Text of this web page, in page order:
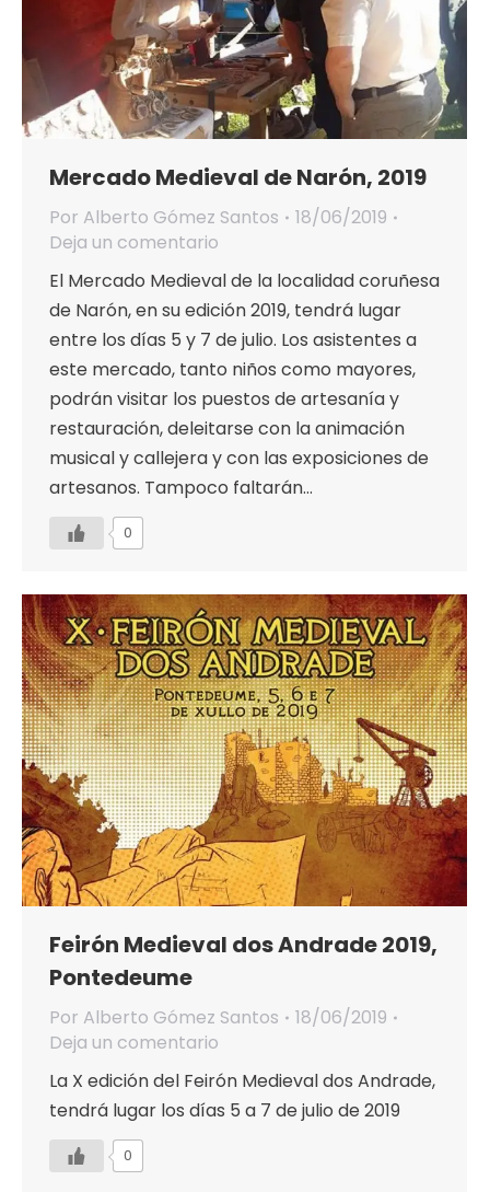
Mercado Medieval de Narón, 2019
Por Alberto Gómez Santos
18/06/2019
Deja un comentario
El Mercado Medieval de la localidad coruñesa
de Narón, en su edición 2019, tendrá lugar
entre los días 5 y 7 de julio. Los asistentes a
este mercado, tanto niños como mayores,
podrán visitar los puestos de artesanía y
restauración, deleitarse con la animación
musical y callejera y con las exposiciones de
artesanos. Tampoco faltarán…
0
Feirón Medieval dos Andrade 2019,
Pontedeume
Por Alberto Gómez Santos
18/06/2019
Deja un comentario
La X edición del Feirón Medieval dos Andrade,
tendrá lugar los días 5 a 7 de julio de 2019
0